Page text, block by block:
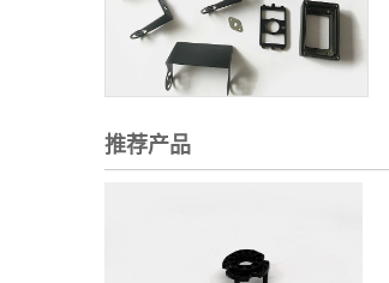
推荐产品